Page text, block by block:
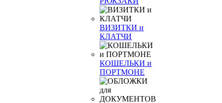
ВИЗИТКИ и
КЛАТЧИ
КОШЕЛЬКИ и
ПОРТМОНЕ